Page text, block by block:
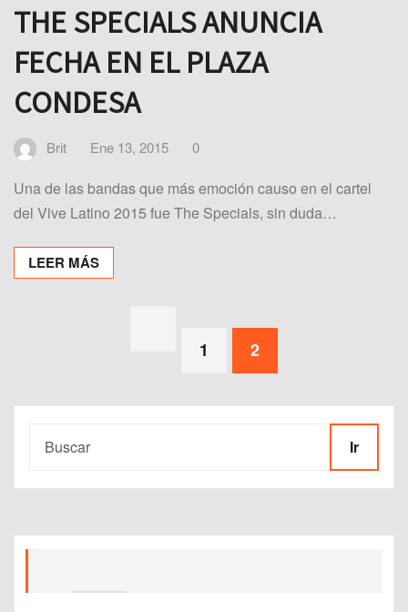
THE SPECIALS ANUNCIA
FECHA EN EL PLAZA
CONDESA
Brit Ene 13, 2015 0
Una de las bandas que más emoción causo en el cartel
del Vive Latino 2015 fue The Specials, sin duda…
LEER MÁS
1 2
Ir